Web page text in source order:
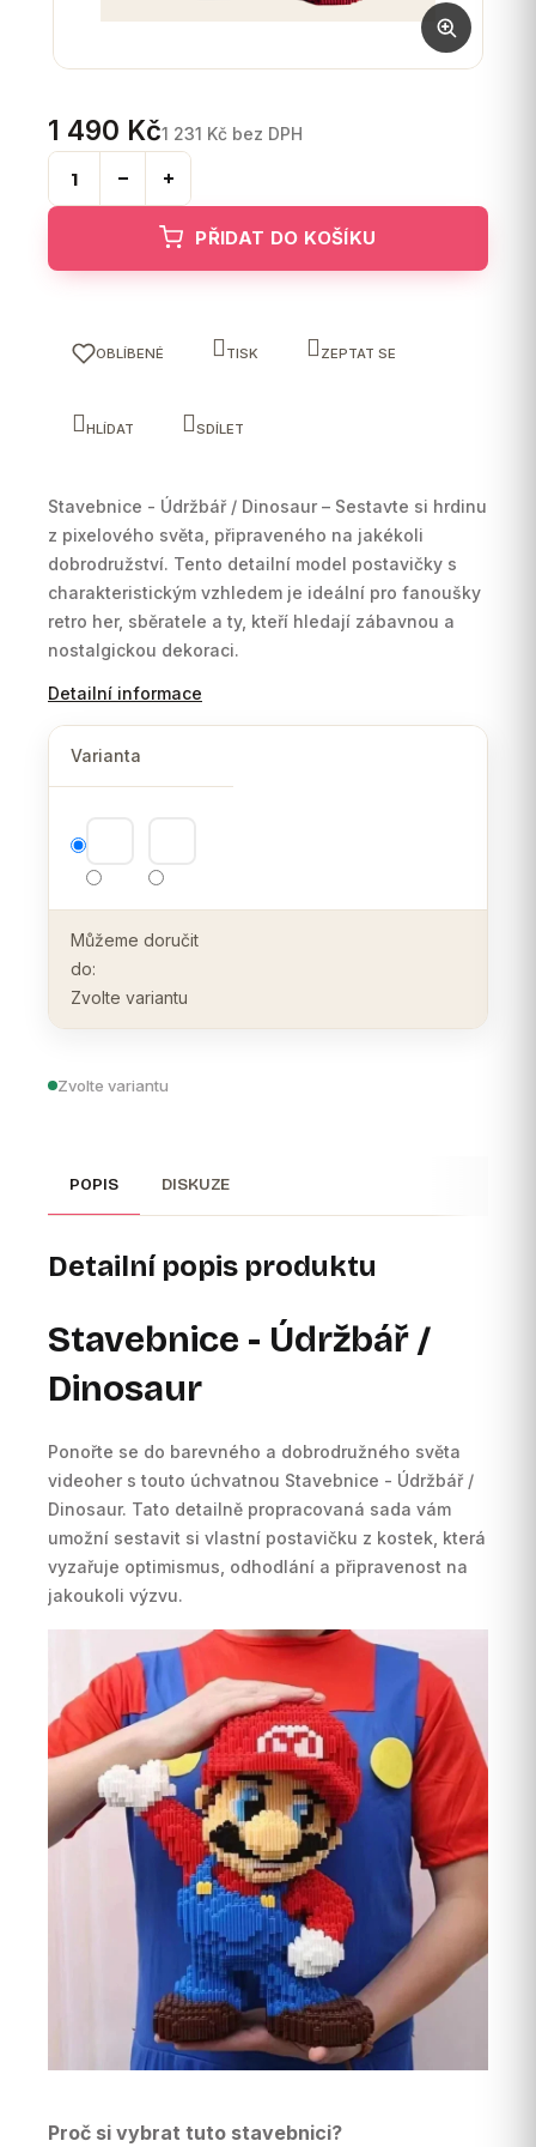
1 490 Kč1 231 Kč bez DPH
Zvolte variantu
Varianta
Můžeme doručit
do:
Zvolte variantu
PŘIDAT DO KOŠÍKU
Stavebnice - Údržbář / Dinosaur – Sestavte si hrdinu
z pixelového světa, připraveného na jakékoli
dobrodružství. Tento detailní model postavičky s
charakteristickým vzhledem je ideální pro fanoušky
retro her, sběratele a ty, kteří hledají zábavnou a
nostalgickou dekoraci.
Detailní informace
OBLÍBENÉ TISK ZEPTAT SE
HLÍDAT SDÍLET
POPIS DISKUZE
Detailní popis produktu
Stavebnice - Údržbář /
Dinosaur
Ponořte se do barevného a dobrodružného světa
videoher s touto úchvatnou Stavebnice - Údržbář /
Dinosaur. Tato detailně propracovaná sada vám
umožní sestavit si vlastní postavičku z kostek, která
vyzařuje optimismus, odhodlání a připravenost na
jakoukoli výzvu.
Proč si vybrat tuto stavebnici?